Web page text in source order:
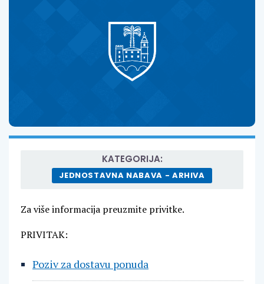
KATEGORIJA:
JEDNOSTAVNA NABAVA - ARHIVA
Za više informacija preuzmite privitke.
PRIVITAK:
Poziv za dostavu ponuda